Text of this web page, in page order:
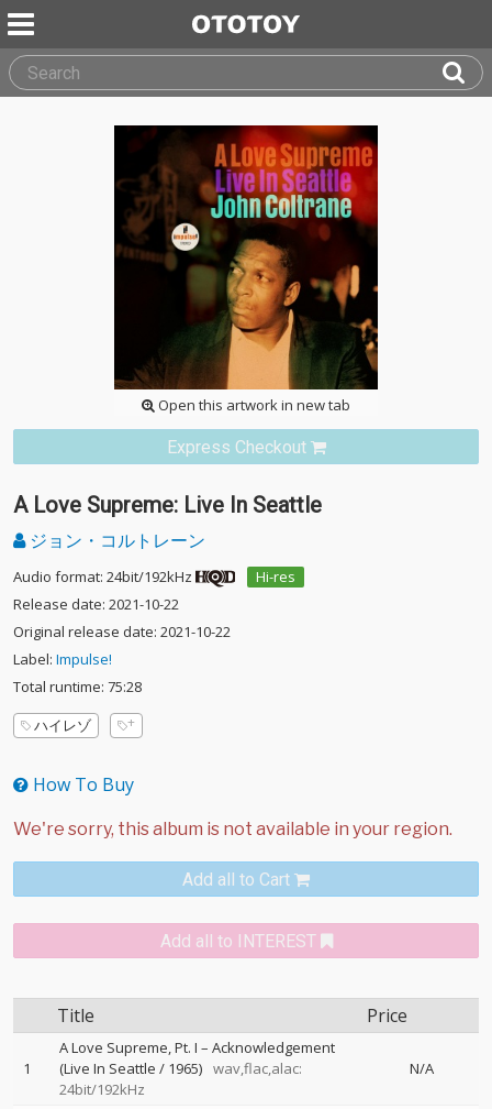
Open this artwork in new tab
Express Checkout
A Love Supreme: Live In Seattle
ジョン・コルトレーン
Audio format: 24bit/192kHz
Hi-res
Release date: 2021-10-22
Original release date: 2021-10-22
Label: Impulse!
Total runtime: 75:28
ハイレゾ
How To Buy
Add all to Cart
Add all to INTEREST
Title Price
1
A Love Supreme, Pt. I – Acknowledgement
(Live In Seattle / 1965) wav,flac,alac:
24bit/192kHz
N/A